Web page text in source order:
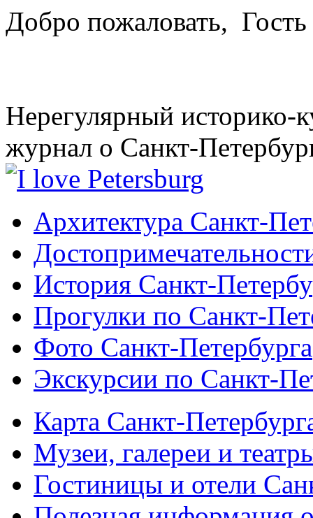
Добро пожаловать, Гость
Нерегулярный историко-
журнал о Санкт-
Архитектура Санкт-
История Санкт-
Прогулки по Санкт-
Фото Санкт-Петербурга
Экскурсии по Санкт-
Карта Санкт-
Музеи, галереи и
Гостиницы и отели